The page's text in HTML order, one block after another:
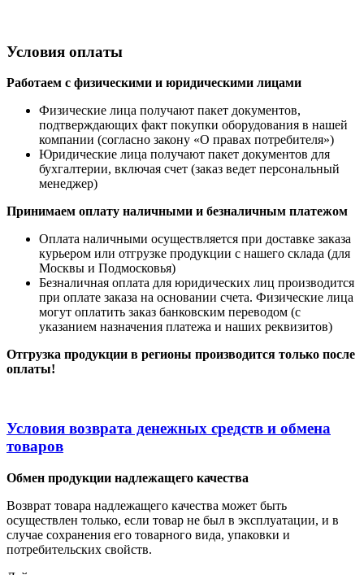
Условия оплаты
Работаем с физическими и юридическими лицами
Физические лица получают пакет документов,
подтверждающих факт покупки оборудования в нашей
компании (согласно закону «О правах потребителя»)
Юридические лица получают пакет документов для
бухгалтерии, включая счет (заказ ведет персональный
менеджер)
Принимаем оплату наличными и безналичным платежом
Оплата наличными осуществляется при доставке заказа
курьером или отгрузке продукции с нашего склада (для
Москвы и Подмосковья)
Безналичная оплата для юридических лиц производится
при оплате заказа на основании счета. Физические лица
могут оплатить заказ банковским переводом (с
указанием назначения платежа и наших реквизитов)
Отгрузка продукции в регионы производится только после
оплаты!
Условия возврата денежных средств и обмена
товаров
Обмен продукции надлежащего качества
Возврат товара надлежащего качества может быть
осуществлен только, если товар не был в эксплуатации, и в
случае сохранения его товарного вида, упаковки и
потребительских свойств.